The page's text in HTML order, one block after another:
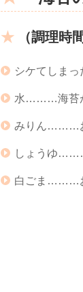
（調理時
シケてしま
水………海苔
みりん………
しょうゆ
白ごま………